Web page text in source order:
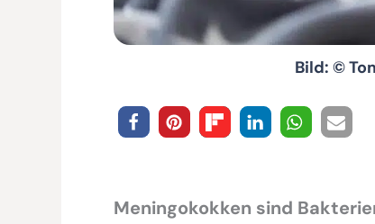
Bild: ©
Meningokokken sind